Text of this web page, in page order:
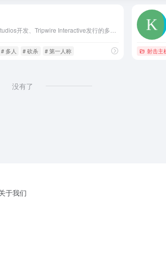
# 多人 # 砍杀 # 第一人称 射击主
没有了
于我们